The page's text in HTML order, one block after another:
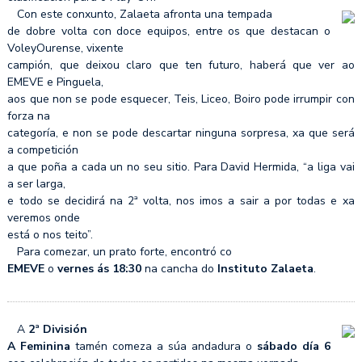
Con este conxunto, Zalaeta afronta una tempada
de dobre volta con doce equipos, entre os que destacan o
VoleyOurense, vixente
campión, que deixou claro que ten futuro, haberá que ver ao
EMEVE e Pinguela,
aos que non se pode esquecer, Teis, Liceo, Boiro pode irrumpir con
forza na
categoría, e non se pode descartar ninguna sorpresa, xa que será
a competición
a que poña a cada un no seu sitio. Para David Hermida, “a liga vai
a ser larga,
e todo se decidirá na 2ª volta, nos imos a sair a por todas e xa
veremos onde
está o nos teito”.
Para comezar, un prato forte, encontró co
EMEVE overnes ás 18:30 na cancha do Instituto Zalaeta.
A 2ª División
A Feminina tamén comeza a súa andadura o sábado día 6